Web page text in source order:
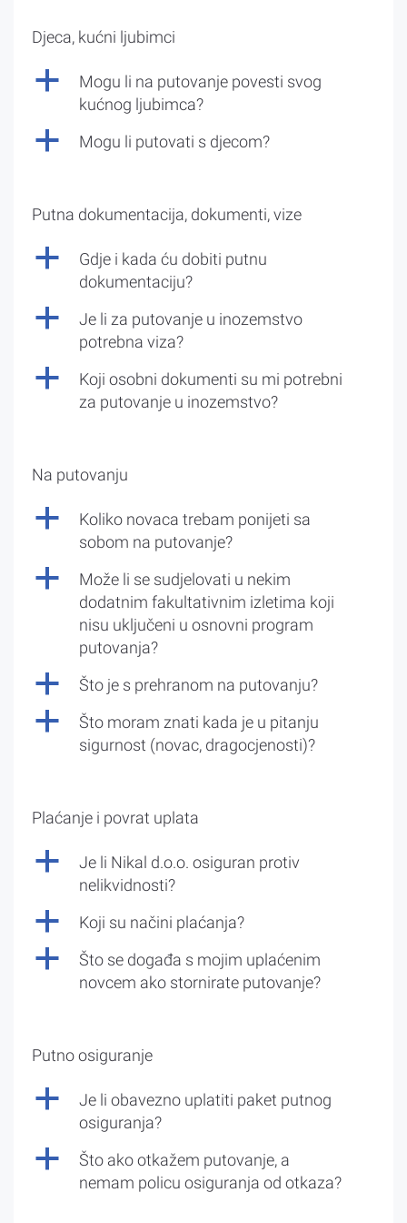
Djeca, kućni ljubimci
a
Mogu li na putovanje povesti svog
kućnog ljubimca?
a Mogu li putovati s djecom?
Putna dokumentacija, dokumenti, vize
a
Gdje i kada ću dobiti putnu
dokumentaciju?
a
Je li za putovanje u inozemstvo
potrebna viza?
a
Koji osobni dokumenti su mi potrebni
za putovanje u inozemstvo?
Na putovanju
a
Koliko novaca trebam ponijeti sa
sobom na putovanje?
a
Može li se sudjelovati u nekim
dodatnim fakultativnim izletima koji
nisu uključeni u osnovni program
putovanja?
a Što je s prehranom na putovanju?
a
Što moram znati kada je u pitanju
sigurnost (novac, dragocjenosti)?
Plaćanje i povrat uplata
a
Je li Nikal d.o.o. osiguran protiv
nelikvidnosti?
a Koji su načini plaćanja?
a
Što se događa s mojim uplaćenim
novcem ako stornirate putovanje?
Putno osiguranje
a
Je li obavezno uplatiti paket putnog
osiguranja?
a
Što ako otkažem putovanje, a
nemam policu osiguranja od otkaza?